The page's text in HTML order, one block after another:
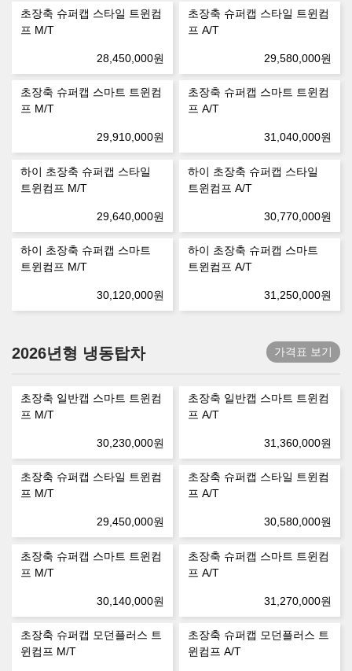
초장축 슈퍼캡 스타일 트윈컴
프 M/T
28,450,000원
초장축 슈퍼캡 스타일 트윈컴
프 A/T
29,580,000원
초장축 슈퍼캡 스마트 트윈컴
프 M/T
29,910,000원
초장축 슈퍼캡 스마트 트윈컴
프 A/T
31,040,000원
하이 초장축 슈퍼캡 스타일
트윈컴프 M/T
29,640,000원
하이 초장축 슈퍼캡 스타일
트윈컴프 A/T
30,770,000원
하이 초장축 슈퍼캡 스마트
트윈컴프 M/T
30,120,000원
하이 초장축 슈퍼캡 스마트
트윈컴프 A/T
31,250,000원
2026년형 냉동탑차 가격표 보기
초장축 일반캡 스마트 트윈컴
프 M/T
30,230,000원
초장축 일반캡 스마트 트윈컴
프 A/T
31,360,000원
초장축 슈퍼캡 스타일 트윈컴
프 M/T
29,450,000원
초장축 슈퍼캡 스타일 트윈컴
프 A/T
30,580,000원
초장축 슈퍼캡 스마트 트윈컴
프 M/T
30,140,000원
초장축 슈퍼캡 스마트 트윈컴
프 A/T
31,270,000원
초장축 슈퍼캡 모던플러스 트
윈컴프 M/T
초장축 슈퍼캡 모던플러스 트
윈컴프 A/T